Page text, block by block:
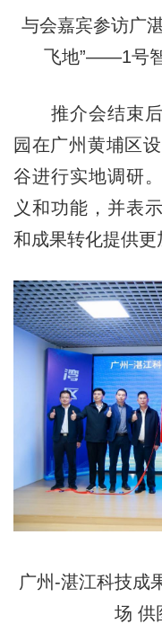
与会嘉宾参访广
飞地”——1号
推介会结束后
园在广州黄埔区
谷进行实地调研
义和功能，并表
和成果转化提供更
广州-湛江科技成
场 供